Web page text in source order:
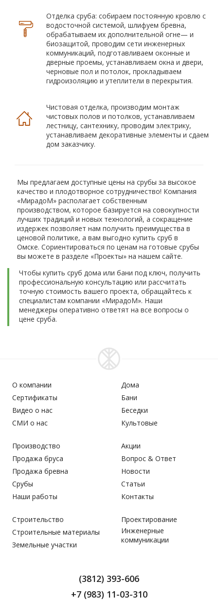
Отделка сруба: собираем постоянную кровлю с
водосточной системой, шлифуем бревна,
обрабатываем их дополнительной огне— и
биозащитой, проводим сети инженерных
коммуникаций, подготавливаем оконные и
дверные проемы, устанавливаем окна и двери,
черновые пол и потолок, прокладываем
гидроизоляцию и утеплители в перекрытия.
Чистовая отделка, производим монтаж
чистовых полов и потолков, устанавливаем
лестницу, сантехнику, проводим электрику,
устанавливаем декоративные элементы и сдаем
дом заказчику.
Мы предлагаем доступные цены на срубы за высокое
качество и плодотворное сотрудничество! Компания
«МирадоМ» располагает собственным
производством, которое базируется на совокупности
лучших традиций и новых технологий, а сокращение
издержек позволяет нам получить преимущества в
ценовой политике, а вам выгодно купить сруб в
Омске. Сориентироваться по ценам на готовые срубы
вы можете в разделе «Проекты» на нашем сайте.
Чтобы купить сруб дома или бани под ключ, получить
профессиональную консультацию или рассчитать
точную стоимость вашего проекта, обращайтесь к
специалистам компании «МирадоМ». Наши
менеджеры оперативно ответят на все вопросы о
цене сруба.
О компании
Сертификаты
Видео о нас
СМИ о нас
Дома
Бани
Беседки
Культовые
Производство
Продажа бруса
Продажа бревна
Срубы
Наши работы
Акции
Вопрос & Ответ
Новости
Статьи
Контакты
Строительство
Строительные материалы
Земельные участки
Проектирование
Инженерные
коммуникации
(3812) 393-606
+7 (983) 11-03-310